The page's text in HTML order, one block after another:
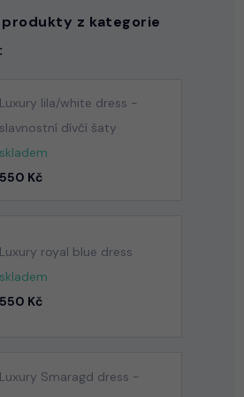
z kategorie
:
Luxury lila/white dress -
slavnostní dívčí šaty
skladem
550 Kč
Luxury royal blue dress
skladem
550 Kč
Luxury Smaragd dress -